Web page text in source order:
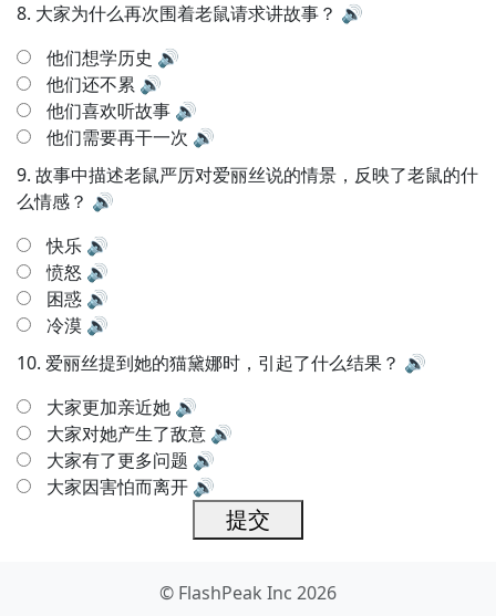
8. 大家为什么再次围着老鼠请求讲故事？ 🔊
他们想学历史 🔊
他们还不累 🔊
他们喜欢听故事 🔊
他们需要再干一次 🔊
9. 故事中描述老鼠严厉对爱丽丝说的情景，反映了老鼠的什
么情感？ 🔊
快乐 🔊
愤怒 🔊
困惑 🔊
冷漠 🔊
10. 爱丽丝提到她的猫黛娜时，引起了什么结果？ 🔊
大家更加亲近她 🔊
大家对她产生了敌意 🔊
大家有了更多问题 🔊
大家因害怕而离开 🔊
提交
© FlashPeak Inc 2026